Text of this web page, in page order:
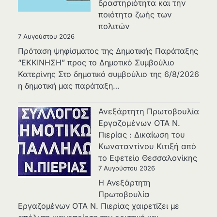
δραστηριότητα και την
ποιότητα ζωής των
πολιτών
7 Αυγούστου 2026
Πρόταση ψηφίσματος της Δημοτικής Παράταξης
“ΕΚΚΙΝΗΣΗ” προς το Δημοτικό Συμβούλιο
Κατερίνης Στο δημοτικό συμβούλιο της 6/8/2026
η δημοτική μας παράταξη…
Ανεξάρτητη Πρωτοβουλία
Εργαζομένων ΟΤΑ Ν.
Πιερίας : Δικαίωση του
Κωνσταντίνου Κιτιξή από
το Εφετείο Θεσσαλονίκης
7 Αυγούστου 2026
Η Ανεξάρτητη
Πρωτοβουλία
Εργαζομένων ΟΤΑ Ν. Πιερίας χαιρετίζει με